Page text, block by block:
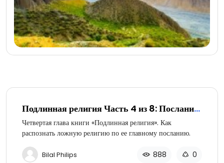
Подлинная религия Часть 4 из 8: Послание
ложных религий
Четвертая глава книги «Подлинная религия». Как
распознать ложную религию по ее главному посланию.
Bilal Philips 888 0